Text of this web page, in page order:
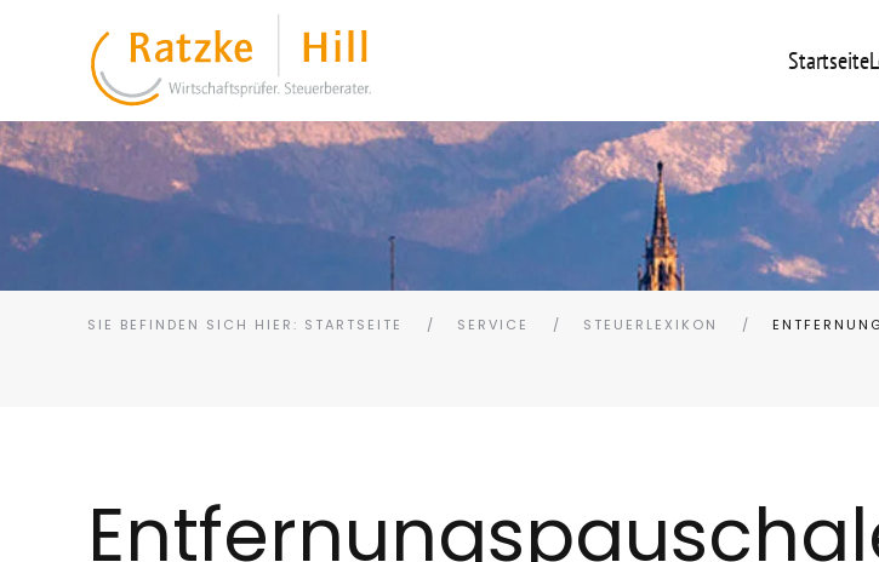
Startseite
SIE BEFINDEN SICH HIER: STARTSEITE SERVICE STEUERLEXIKON